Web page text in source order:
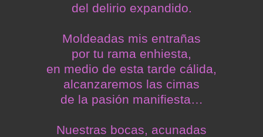
del delirio expandido.
Moldeadas mis entrañas
por tu rama enhiesta,
en medio de esta tarde cálida,
alcanzaremos las cimas
de la pasión manifiesta…
Nuestras bocas, acunadas